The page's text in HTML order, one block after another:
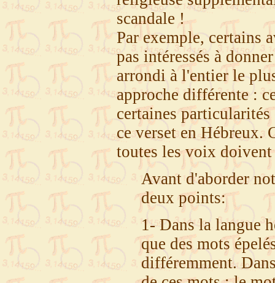
scandale !
Par exemple, certains
pas intéressés à
arrondi à l'entier le
approche différente :
certaines
ce verset en Hébreux.
toutes les voix
Avant d'aborder
deux points:
1- Dans la langue
que des mots
différemment.